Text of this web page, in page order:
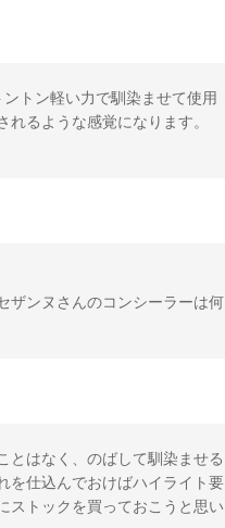
トン軽い力で馴染ませて使用
るような感覚になります。
ザンヌさんのコンシーラーは何
はなく、のばして馴染ませる
を仕込んでおけばハイライト要
ストックを買っておこうと思い